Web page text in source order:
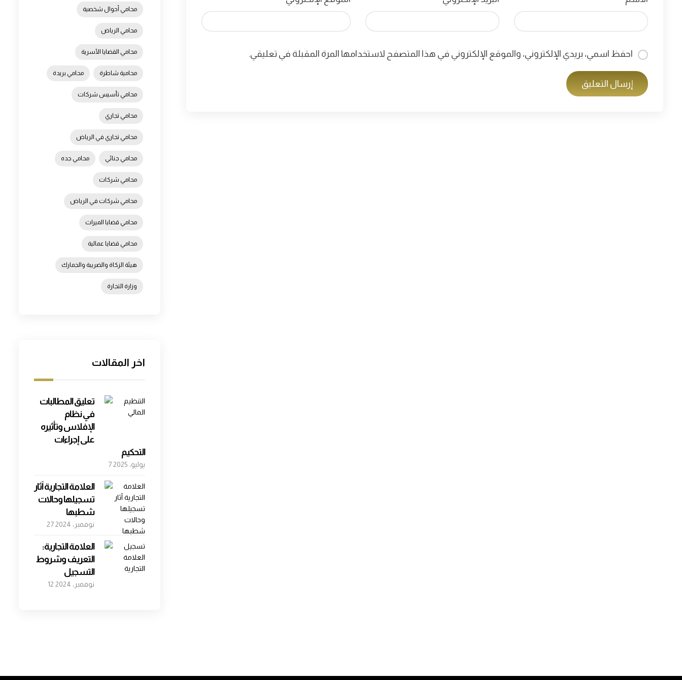
احفظ اسمي، بريدي الإلكتروني، والموقع الإلكتروني في هذا المتصفح لاستخدامها المرة المقبلة في تعليقي.
محامي أحوال شخصية
محامي الرياض
محامي القضايا الأسرية
محامي بريدة محامية شاطرة
محامي تأسيس شركات
محامي تجاري
محامي تجاري في الرياض
محامي جده محامي جنائي
محامي شركات
محامي شركات في الرياض
محامي قضايا الميراث
محامي قضايا عمالية
هيئة الزكاة والضريبة والجمارك
وزارة التجارة
اخر المقالات
تعليق المطالبات
في نظام
الإفلاس وتأثيره
على إجراءات
التحكيم
7 يوليو، 2025
العلامة التجارية آثار
تسجيلها وحالات
شطبها
27 نوفمبر، 2024
العلامة التجارية:
التعريف وشروط
التسجيل
12 نوفمبر، 2024